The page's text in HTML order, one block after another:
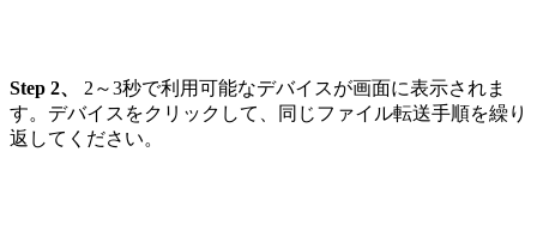
Step 2、 2～3秒で利用可能なデバイスが画面に表示されま
す。デバイスをクリックして、同じファイル転送手順を繰り
返してください。